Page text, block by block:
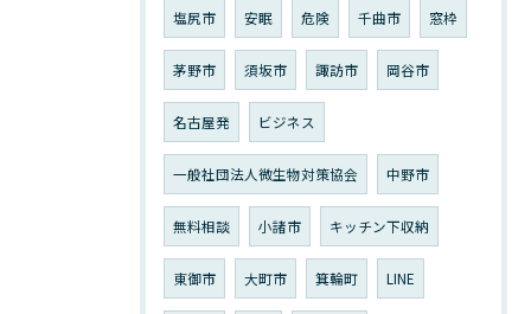
塩尻市 安眠 危険 千曲市 窓枠
茅野市 須坂市 諏訪市 岡谷市
名古屋発 ビジネス
一般社団法人微生物対策協会 中野市
無料相談 小諸市 キッチン下収納
東御市 大町市 箕輪町 LINE